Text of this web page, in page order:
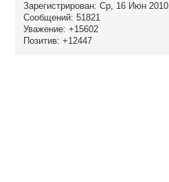
Зарегистрирован: Ср, 16 Июн 2010
Сообщений: 51821
Уважение: +15602
Позитив: +12447